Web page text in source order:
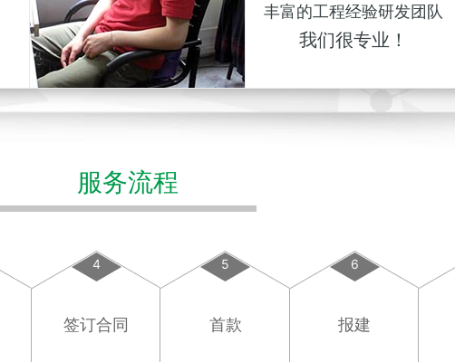
丰富的工程经验研发团队
我们很专业！
服务流程
4
签订合同
5
首款
6
报建